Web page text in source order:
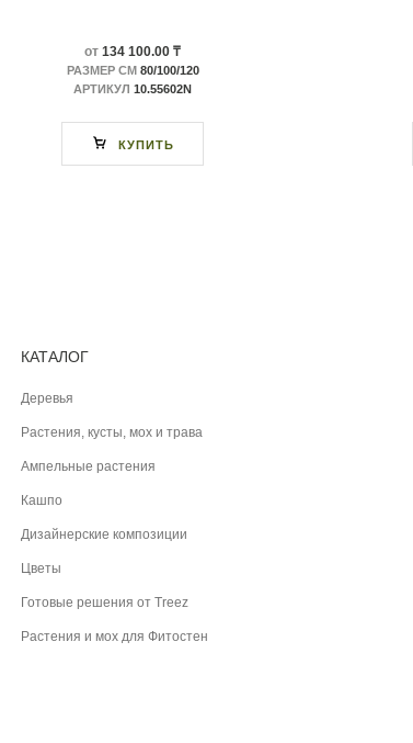
от 134 100.00 ₸
РАЗМЕР СМ80/100/120
АРТИКУЛ 10.55602N
КУПИТЬ
КАТАЛОГ
Деревья
Растения, кусты, мох и трава
Ампельные растения
Кашпо
Дизайнерские композиции
Цветы
Готовые решения от Treez
Растения и мох для Фитостен